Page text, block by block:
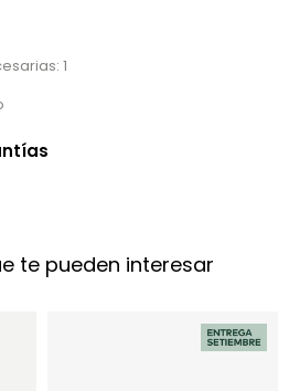
1
te pueden interesar